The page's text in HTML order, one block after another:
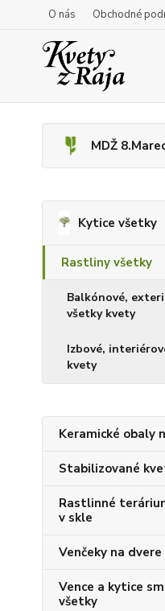
O nás Obchodné
MDŽ
Kytice všetky
Rastliny všetky
Balkónové,
všetky kvety
Izbové,
kvety
Keramické obaly
Stabilizované
Rastlinné
v skle
Venčeky na
Vence a kytice
všetky